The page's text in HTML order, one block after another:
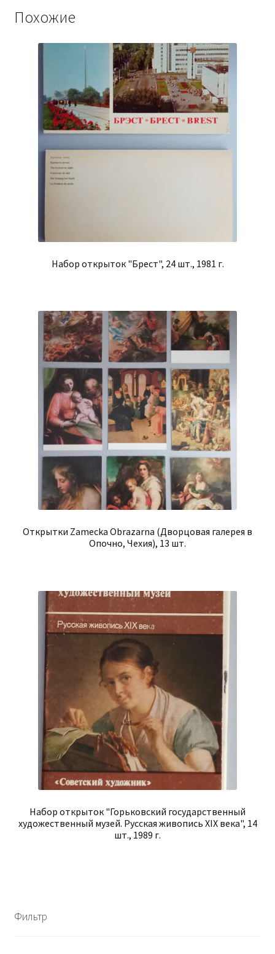
Похожие
Набор открыток "Брест", 24 шт., 1981 г.
Открытки Zamecka Obrazarna (Дворцовая галерея в
Опочно, Чехия), 13 шт.
Набор открыток "Горьковский государственный
художественный музей. Русская живопись XIX века", 14
шт., 1989 г.
Фильтр